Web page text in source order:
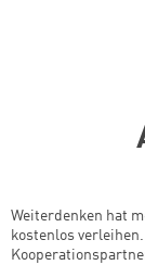
Weiterdenken hat
kostenlos